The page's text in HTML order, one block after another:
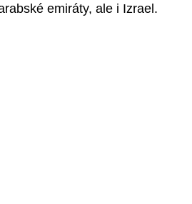
emiráty, ale i Izrael.